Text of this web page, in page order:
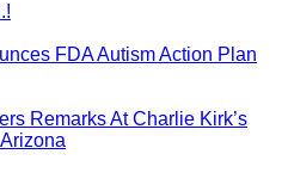
FDA Autism Action Plan
Remarks At Charlie Kirk’s